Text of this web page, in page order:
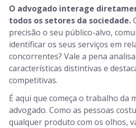
O advogado interage
todos os setores da sociedade.
precisão o seu público-alvo,
identificar os seus serviços em
concorrentes? Vale a pena
características distintivas e
competitivas.
É aqui que começa o trabalho da
advogado. Como as pessoas
qualquer produto com os olhos,